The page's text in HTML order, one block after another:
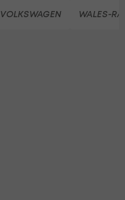
VOLKSWAGEN WALES-